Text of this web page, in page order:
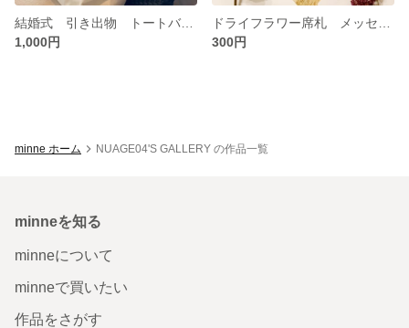
結婚式 引き出物 トートバッグ
1,000円
300円
minne ホーム NUAGE04'S GALLERY の作品一覧
minneを知る
minneについて
minneで買いたい
作品をさがす